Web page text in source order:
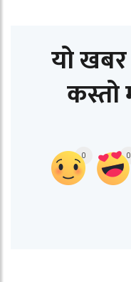
यो
कस्तो
0 0